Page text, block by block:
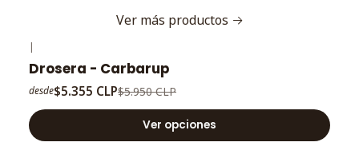
Ver más productos
-10%
|
Drosera - Carbarup
desde$5.355 CLP$5.950 CLP
Ver opciones